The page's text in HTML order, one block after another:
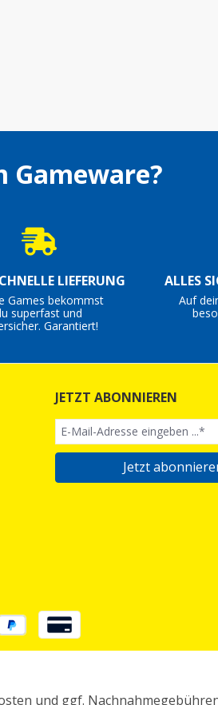
Gameware?
LIEFERUNG
Games bekommst
superfast und
Garantiert!
ALLES
Auf
JETZT ABONNIEREN
Jetzt
und ggf.